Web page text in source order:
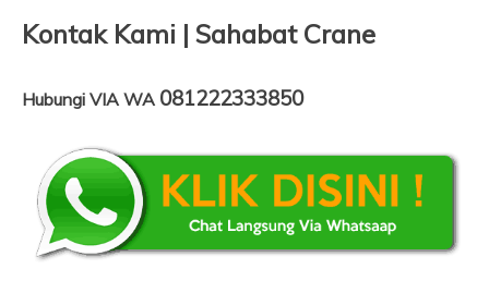
Kontak Kami | Sahabat Crane
Hubungi VIA WA 081222333850